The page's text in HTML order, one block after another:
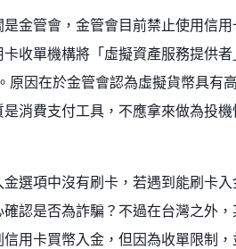
金管會，金管會目前禁止使用信用
收單機構將「虛擬資產服務提供者
原因在於金管會認為虛擬貨幣具有
消費支付工具，不應拿來做為投機
金選項中沒有刷卡，若遇到能刷卡入
認是否為詐騙？不過在台灣之外，
用卡買幣入金，但因為收單限制，